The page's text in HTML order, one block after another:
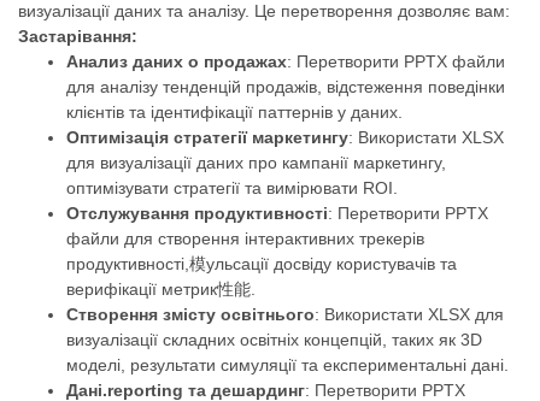
визуалізації даних та аналізу. Це перетворення дозволяє вам:
Застарівання:
Анализ даних о продажах: Перетворити PPTX файли
для аналізу тенденцій продажів, відстеження поведінки
клієнтів та ідентифікації паттернів у даних.
Оптимізація стратегії маркетингу: Використати XLSX
для визуалізації даних про кампанії маркетингу,
оптимізувати стратегії та вимірювати ROI.
Отслужування продуктивності: Перетворити PPTX
файли для створення інтерактивних трекерів
продуктивності,模ульсації досвіду користувачів та
верифікації метрик性能.
Створення змісту освітнього: Використати XLSX для
визуалізації складних освітніх концепцій, таких як 3D
моделі, результати симуляції та експериментальні дані.
Дані.reporting та дешардинг: Перетворити PPTX